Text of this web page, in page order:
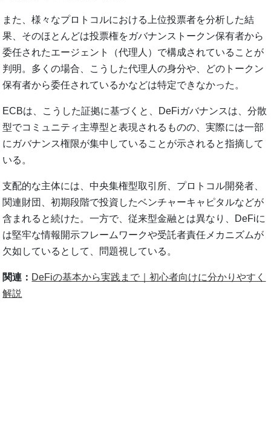
また、様々なプロトコルにおける上位投票者を分析した結
果、そのほとんどは投票権をガバナンストークン保有者から
委任されたエージェント（代理人）で構成されていることが
判明。多くの場合、こうした代理人の身分や、どのトークン
保有者から委任されているかなどは特定できなかった。
ECBは、こうした証拠に基づくと、DeFiガバナンスは、分散
型でコミュニティ主導型と表現されるものの、実際には一部
にガバナンス権限が集中していることが示されると指摘して
いる。
支配的な主体には、中央集権型取引所、プロトコル開発者、
関連財団、初期段階で投資したベンチャーキャピタルなどが
含まれると続けた。一方で、従来型金融とは異なり、DeFiに
は堅牢な情報開示フレームワークや受託者責任メカニズムが
欠如しているとして、問題視している。
関連： DeFiの基本から実践まで｜初心者向けに分かりやすく
解説